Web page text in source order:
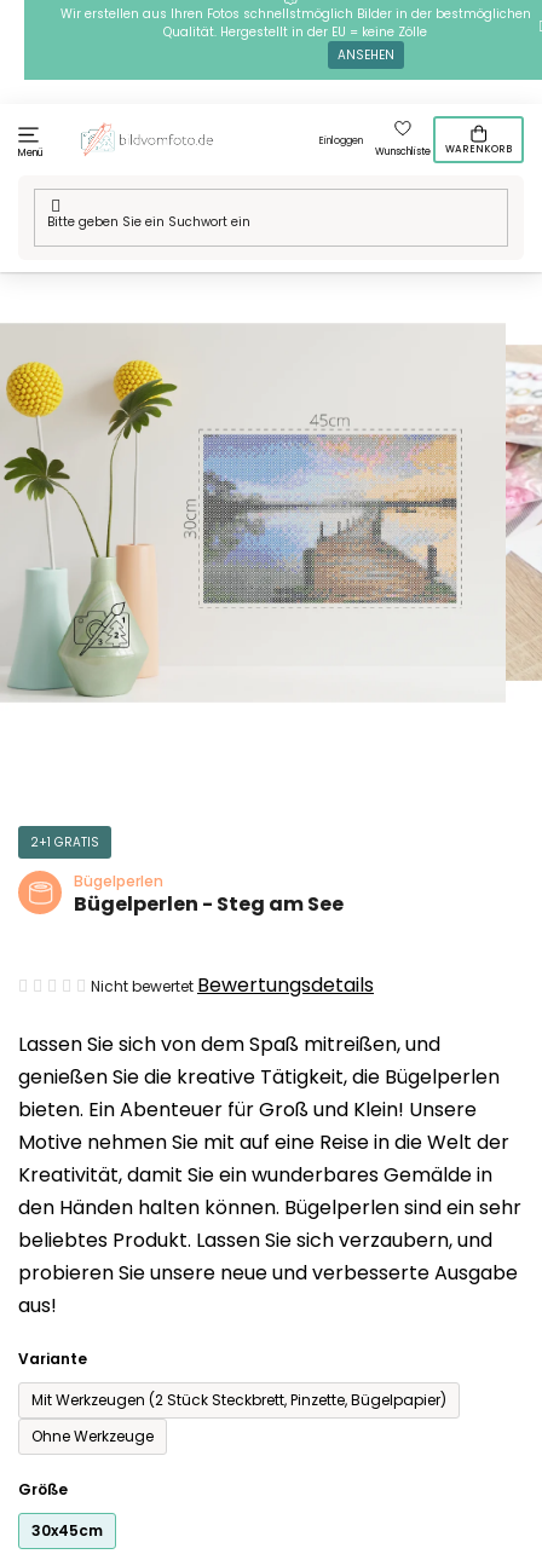
springen
Wir erstellen aus Ihren Fotos schnellstmöglich Bilder in der bestmöglichen
Qualität. Hergestellt in der EU = keine Zölle
ANSEHEN
Menü
Einloggen
Wunschliste
WARENKORB
Startseite
/ Technik / Bügelperlen / Motive / Bügelperlen - Steg am
See
Lassen Sie sich von dem Spaß mitreißen, und
genießen Sie die kreative Tätigkeit, die Bügelperlen
bieten. Ein Abenteuer für Groß und Klein! Unsere
Motive nehmen Sie mit auf eine Reise in die Welt der
Kreativität, damit Sie ein wunderbares Gemälde in
den Händen halten können. Bügelperlen sind ein sehr
beliebtes Produkt. Lassen Sie sich verzaubern, und
probieren Sie unsere neue und verbesserte Ausgabe
aus!
Variante
Mit Werkzeugen (2 Stück Steckbrett, Pinzette, Bügelpapier)
Ohne Werkzeuge
Größe
30x45cm
2+1 GRATIS
Bügelperlen
Bügelperlen - Steg am See
Die
Produktbewertung
ist
0,0
von
5
Sternen.
Nicht bewertet Bewertungsdetails